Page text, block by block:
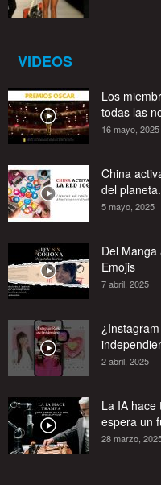
VIDEOS
Los
todas las
16 mayo, 2025
China
del
5 mayo, 2025
Del
Emojis
7 abril, 2025
2 abril, 2025
La IA hace
espera un
28 marzo,